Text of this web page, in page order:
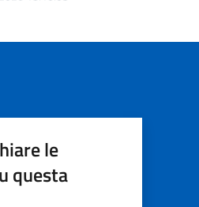
le
questa